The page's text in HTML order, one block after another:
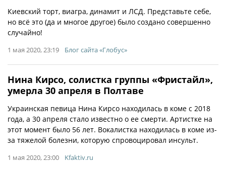
Киевский торт, виагра, динамит и ЛСД. Представьте себе,
но всё это (да и многое другое) было создано совершенно
случайно!
1 мая 2020, 23:19 Блог сайта «Глобус»
Нина Кирсо, солистка группы «Фристайл»,
умерла 30 апреля в Полтаве
Украинская певица Нина Кирсо находилась в коме с 2018
года, а 30 апреля стало известно о ее смерти. Артистке на
этот момент было 56 лет. Вокалистка находилась в коме из-
за тяжелой болезни, которую спровоцировал инсульт.
1 мая 2020, 23:00 Kfaktiv.ru